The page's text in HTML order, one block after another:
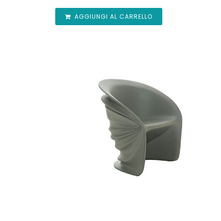
AGGIUNGI AL CARRELLO